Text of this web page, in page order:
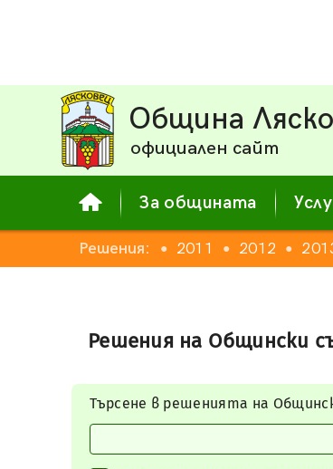
Община
официален сайт
За общината
Решения:
2009 ● 2010 ● 2011 ● 2012 ●
Решения на Общински
Търсене в решенията на